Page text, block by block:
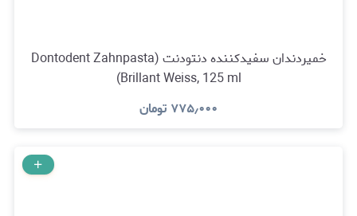
خمیردندان سفیدکننده دنتودنت (Dontodent Zahnpasta
Brillant Weiss, 125 ml)
۷۷۵٫۰۰۰ تومان